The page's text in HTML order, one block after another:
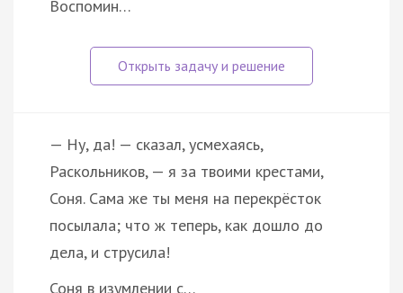
Воспомин…
— Ну, да! — сказал, усмехаясь,
Раскольников, — я за твоими крестами,
Соня. Сама же ты меня на перекрёсток
посылала; что ж теперь, как дошло до
дела, и струсила!
Соня в изумлении с…